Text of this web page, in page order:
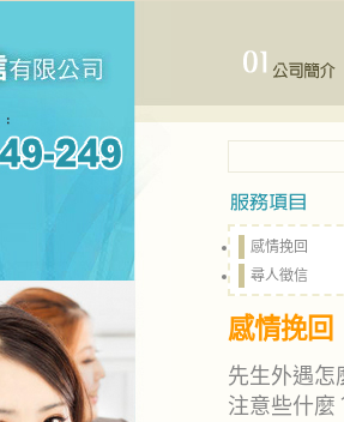
感情挽回
尋人徵信
感情挽回
先生外遇怎
注意些什麼